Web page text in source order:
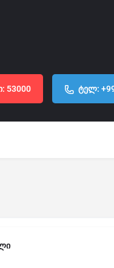
53000 ტელ: